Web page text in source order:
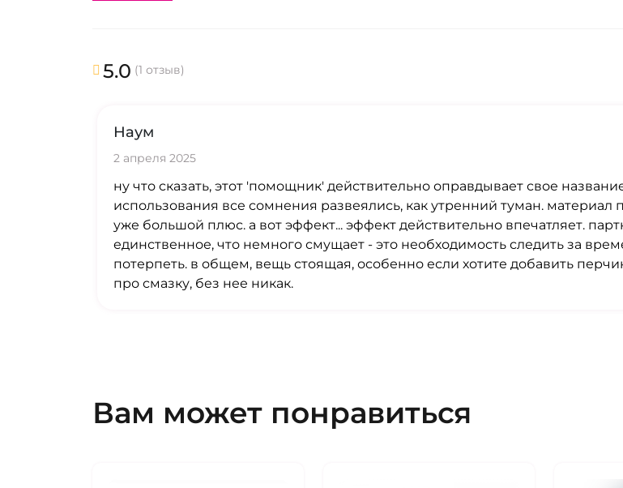
5.0 (1 отзыв)
Наум
2 апреля 2025
ну что сказать, этот 'помощник' действительно оправдывает свое
использования все сомнения развеялись, как утренний туман.
уже большой плюс. а вот эффект... эффект действительно впечатляет.
единственное, что немного смущает - это необходимость следить за
потерпеть. в общем, вещь стоящая, особенно если хотите добавить
про смазку, без нее никак.
Вам может понравиться